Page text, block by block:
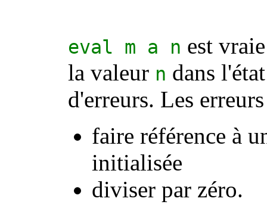
eval m a n est
la valeur n dans
d'erreurs. Les
faire référence à
initialisée
diviser par zéro.